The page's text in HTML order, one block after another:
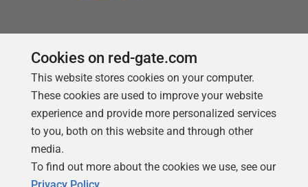
Follow us
Cookies on red-gate.com
This website stores cookies on your computer.
These cookies are used to improve your website
experience and provide more personalized services
to you, both on this website and through other
media.
To find out more about the cookies we use, see our